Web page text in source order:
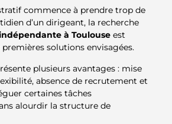
commence à prendre trop de
d’un dirigeant, la recherche
à Toulouseest
premières solutions envisagées.
plusieurs avantages : mise
absence de recrutement et
certaines tâches
alourdir la structure de